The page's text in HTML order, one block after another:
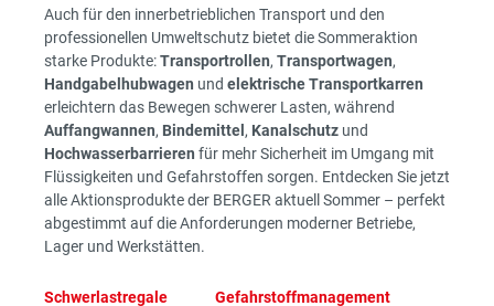
Auch für den innerbetrieblichen Transport und den
professionellen Umweltschutz bietet die Sommeraktion
starke Produkte:Transportrollen, Transportwagen,
Handgabelhubwagen und elektrische Transportkarren
erleichtern das Bewegen schwerer Lasten, während
Auffangwannen, Bindemittel , Kanalschutz und
Hochwasserbarrieren für mehr Sicherheit im Umgang mit
Flüssigkeiten und Gefahrstoffen sorgen. Entdecken Sie jetzt
alle Aktionsprodukte der BERGER aktuell Sommer – perfekt
abgestimmt auf die Anforderungen moderner Betriebe,
Lager und Werkstätten.
Schwerlastregale Gefahrstoffmanagement